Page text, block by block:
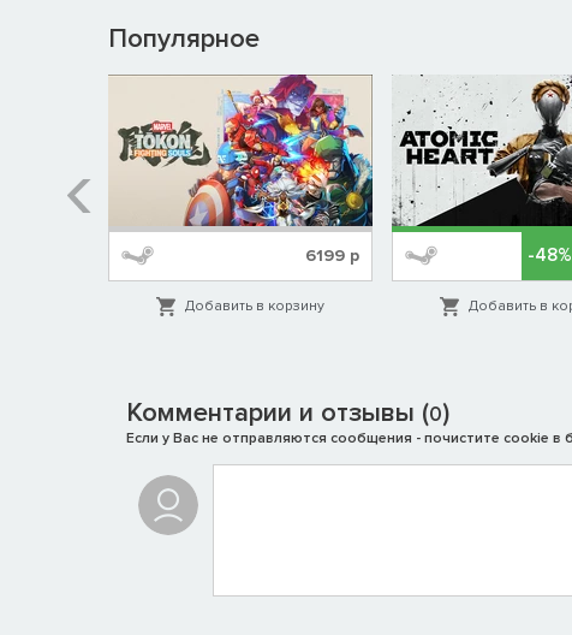
Популярное
6199 р
Добавить в корзину
-48%
Добавить в
Комментарии и отзывы (0)
Если у Вас не отправляются сообщения - почистите cookie в